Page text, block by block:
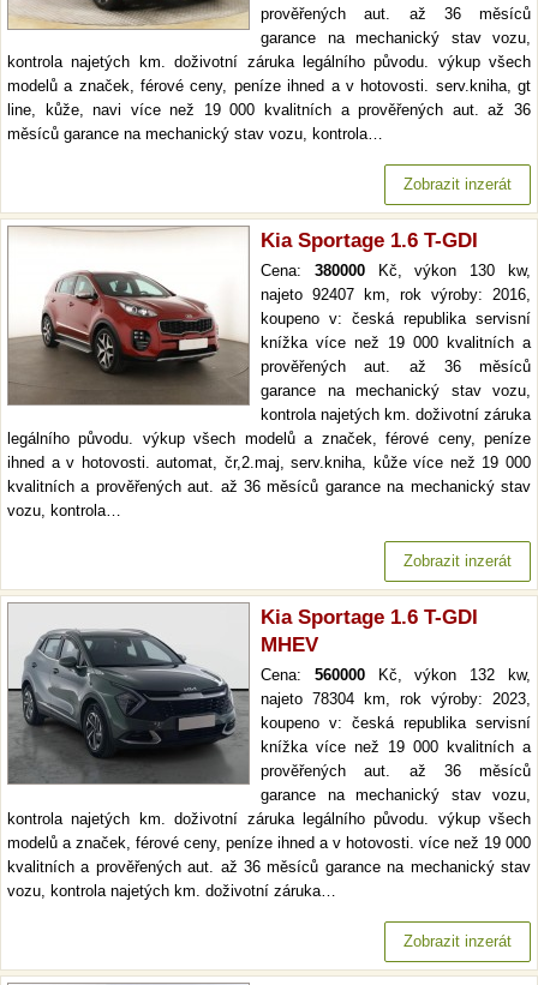
prověřených aut. až 36 měsíců
garance na mechanický stav vozu,
kontrola najetých km. doživotní záruka legálního původu. výkup všech
modelů a značek, férové ceny, peníze ihned a v hotovosti. serv.kniha, gt
line, kůže, navi více než 19 000 kvalitních a prověřených aut. až 36
měsíců garance na mechanický stav vozu, kontrola…
Zobrazit inzerát
Kia Sportage 1.6 T-GDI
Cena: 380000Kč, výkon 130 kw,
najeto 92407 km, rok výroby: 2016,
koupeno v: česká republika servisní
knížka více než 19 000 kvalitních a
prověřených aut. až 36 měsíců
garance na mechanický stav vozu,
kontrola najetých km. doživotní záruka
legálního původu. výkup všech modelů a značek, férové ceny, peníze
ihned a v hotovosti. automat, čr,2.maj, serv.kniha, kůže více než 19 000
kvalitních a prověřených aut. až 36 měsíců garance na mechanický stav
vozu, kontrola…
Zobrazit inzerát
Kia Sportage 1.6 T-GDI
MHEV
Cena: 560000Kč, výkon 132 kw,
najeto 78304 km, rok výroby: 2023,
koupeno v: česká republika servisní
knížka více než 19 000 kvalitních a
prověřených aut. až 36 měsíců
garance na mechanický stav vozu,
kontrola najetých km. doživotní záruka legálního původu. výkup všech
modelů a značek, férové ceny, peníze ihned a v hotovosti. více než 19 000
kvalitních a prověřených aut. až 36 měsíců garance na mechanický stav
vozu, kontrola najetých km. doživotní záruka…
Zobrazit inzerát